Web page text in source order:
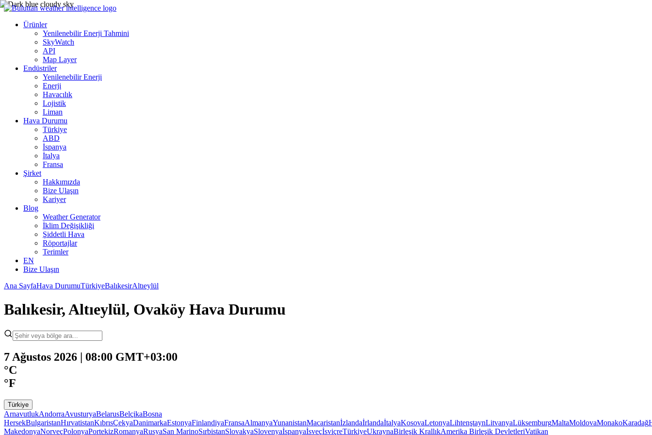
Ürünler
Yenilenebilir Enerji Tahmini
SkyWatch
API
Map Layer
Endüstriler
Yenilenebilir Enerji
Enerji
Havacılık
Lojistik
Liman
Hava Durumu
Türkiye
ABD
İspanya
İtalya
Fransa
Şirket
Hakkımızda
Bize Ulaşın
Kariyer
Blog
Weather Generator
İklim Değişikliği
Şiddetli Hava
Röportajlar
Terimler
EN
Bize Ulaşın
Ana SayfaHava DurumuTürkiyeBalıkesirAltıeylül
Balıkesir, Altıeylül, Ovaköy Hava Durumu
7 Ağustos 2026 | 08:00 GMT+03:00
°C
°F
Türkiye
ArnavutlukAndorraAvusturyaBelarusBelçikaBosna
HersekBulgaristanHırvatistanKıbrısÇekyaDanimarkaEstonyaFinlandiyaFransaAlmanyaYunanistanMacaristanİzlandaİrlandaİtalyaKosovaLetonyaLihtenştaynLitvanyaLüksemburgMaltaMoldovaMonakoKaradağ
MakedonyaNorveçPolonyaPortekizRomanyaRusyaSan MarinoSırbistanSlovakyaSlovenyaİspanyaİsveçİsviçreTürkiyeUkraynaBirleşik KrallıkAmerika Birleşik DevletleriVatikan